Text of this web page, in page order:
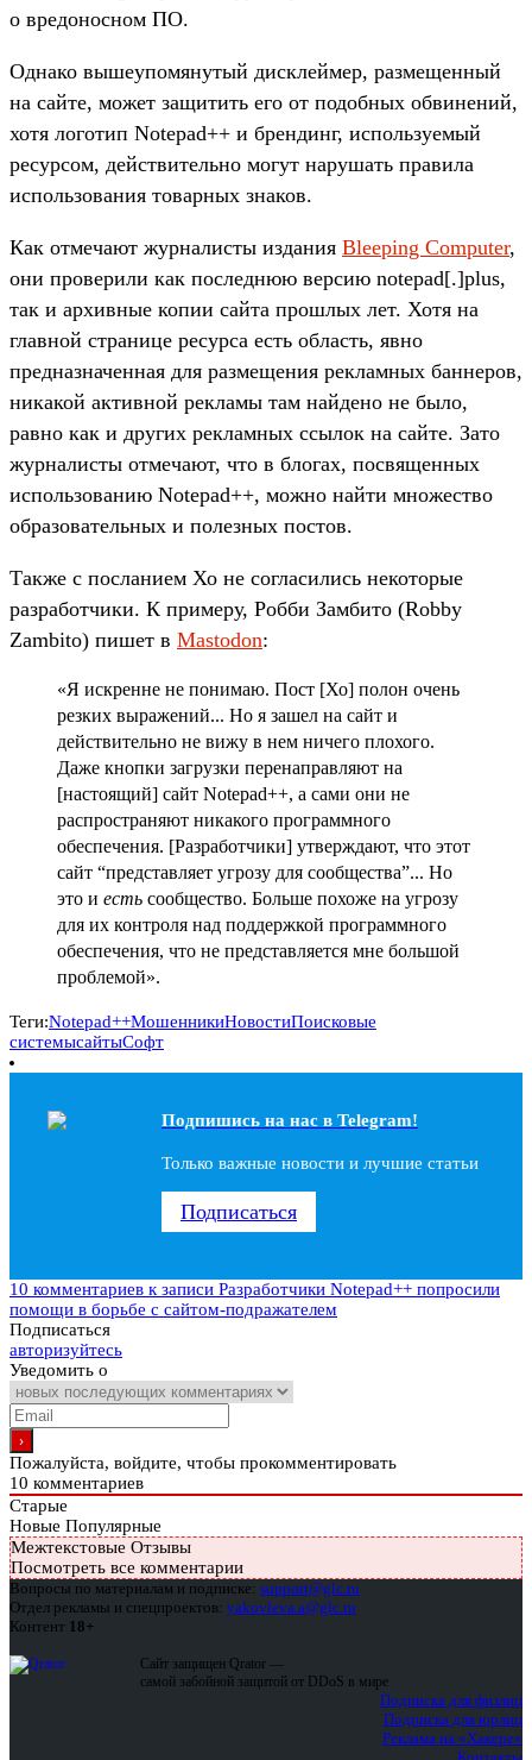
о вредоносном ПО.
Однако вышеупомянутый дисклеймер, размещенный
на сайте, может защитить его от подобных обвинений,
хотя логотип Notepad++ и брендинг, используемый
ресурсом, действительно могут нарушать правила
использования товарных знаков.
Как отмечают журналисты издания Bleeping Computer,
они проверили как последнюю версию notepad[.]plus,
так и архивные копии сайта прошлых лет. Хотя на
главной странице ресурса есть область, явно
предназначенная для размещения рекламных баннеров,
никакой активной рекламы там найдено не было,
равно как и других рекламных ссылок на сайте. Зато
журналисты отмечают, что в блогах, посвященных
использованию Notepad++, можно найти множество
образовательных и полезных постов.
Также с посланием Хо не согласились некоторые
разработчики. К примеру, Робби Замбито (Robby
Zambito) пишет в Mastodon:
«Я искренне не понимаю. Пост [Хо] полон очень
резких выражений... Но я зашел на сайт и
действительно не вижу в нем ничего плохого.
Даже кнопки загрузки перенаправляют на
[настоящий] сайт Notepad++, а сами они не
распространяют никакого программного
обеспечения. [Разработчики] утверждают, что этот
сайт “представляет угрозу для сообщества”... Но
это и есть сообщество. Больше похоже на угрозу
для их контроля над поддержкой программного
обеспечения, что не представляется мне большой
проблемой».
Теги:Notepad++МошенникиНовостиПоисковые
системысайтыСофт
Подпишись на наc в Telegram!
Только важные новости и лучшие статьи
Подписаться
10 комментариев к записи Разработчики Notepad++ попросили
помощи в борьбе с сайтом-подражателем
Подписаться
авторизуйтесь
Уведомить о
Пожалуйста, войдите, чтобы прокомментировать
10 комментариев
Старые
Новые Популярные
Межтекстовые Отзывы
Посмотреть все комментарии
Вопросы по материалам и подписке: support@glc.ru
Отдел рекламы и спецпроектов: yakovleva.a@glc.ru
Контент 18+
Сайт защищен Qrator —
самой забойной защитой от DDoS в мире
Подписка для физлиц
Подписка для юрлиц
Реклама на «Хакере»